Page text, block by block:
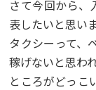
さて今回から、
表したいと思い
タクシーって、
稼げないと思わ
ところがどっこ